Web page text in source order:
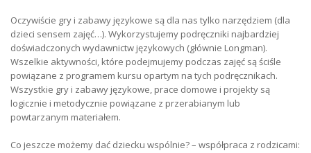
Oczywiście gry i zabawy językowe są dla nas tylko narzędziem (dla
dzieci sensem zajęć…). Wykorzystujemy podręczniki najbardziej
doświadczonych wydawnictw językowych (głównie Longman).
Wszelkie aktywności, które podejmujemy podczas zajęć są ściśle
powiązane z programem kursu opartym na tych podręcznikach.
Wszystkie gry i zabawy językowe, prace domowe i projekty są
logicznie i metodycznie powiązane z przerabianym lub
powtarzanym materiałem.
Co jeszcze możemy dać dziecku wspólnie? – współpraca z rodzicami: